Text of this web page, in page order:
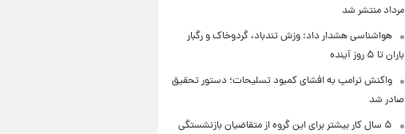
مرداد منتشر شد
هواشناسی هشدار داد: وزش تندباد، گردوخاک و رگبار
باران تا ۵ روز آینده
واکنش ترامپ به افشای کمبود تسلیحات؛ دستور تحقیق
صادر شد
۵ سال کار بیشتر برای این گروه از متقاضیان بازنشستگی